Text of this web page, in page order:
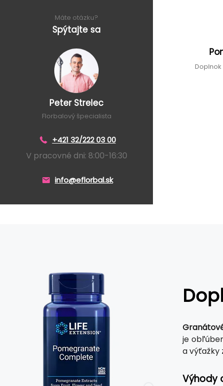
Máte otázku?
Spýtajte sa
Peter Strelec
Florbalový špecialista
+421 32/222 03 00
V pracovné dni: 8:00-16:30
info@eflorbal.sk
je
a výťažky
Výhody